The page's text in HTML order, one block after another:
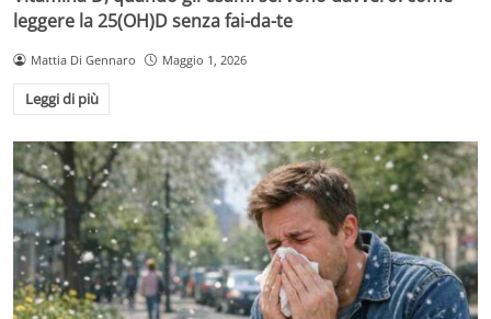
leggere la 25(OH)D senza fai-da-te
Mattia Di Gennaro Maggio 1, 2026
Leggi di più